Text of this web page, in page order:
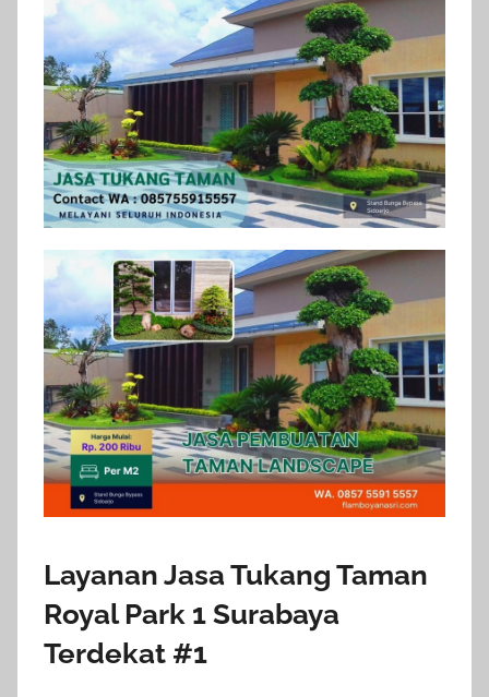
Layanan Jasa Tukang Taman
Royal Park 1 Surabaya
Terdekat #1